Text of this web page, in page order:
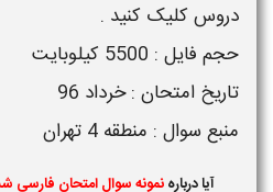
دروس کلیک کنید .
حجم فایل : 5500 کیلوبایت
تاریخ امتحان : خرداد 96
منبع سوال : منطقه 4 تهران
آیا دربارهنمونه سوال امتحان فارسی